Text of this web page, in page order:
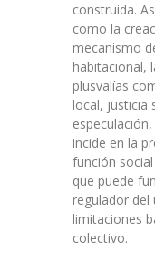
construida.
como la
mecanismo
habitacional,
plusvalías
local, justicia
incide en la
función
que puede
regulador del
limitaciones
colectivo.